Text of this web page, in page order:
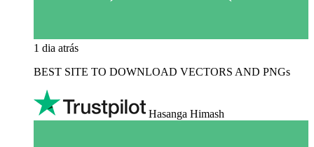
1 dia atrás
BEST SITE TO DOWNLOAD VECTORS AND PNGs
Hasanga Himash